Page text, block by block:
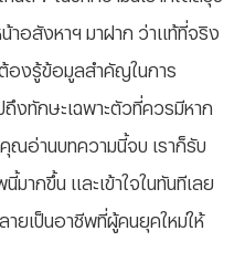
าอสังหาฯ มาฝาก ว่าแท้ที่จริง
องรู้ข้อมูลสำคัญในการ
ถึงทักษะเฉพาะตัวที่ควรมีหาก
ณอ่านบทความนี้จบ เราก็รับ
ากขึ้น และเข้าใจในทันทีเลย
ายเป็นอาชีพที่ผู้คนยุคใหม่ให้